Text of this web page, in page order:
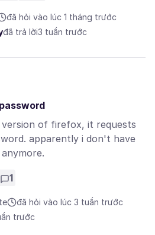
đã hỏi vào lúc 1 tháng trước
đã trả lời3 tuần trước
of firefox, it requests
apparently i don't have
1
đã hỏi vào lúc 3 tuần trước
trước